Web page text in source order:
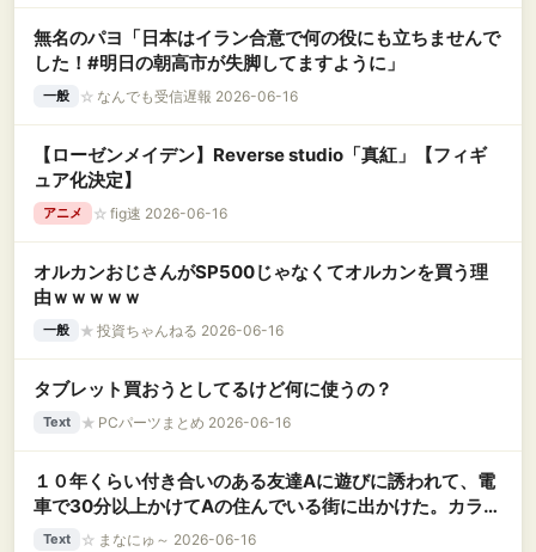
無名のパヨ「日本はイラン合意で何の役にも立ちませんで
した！#明日の朝高市が失脚してますように」
一般 ☆ なんでも受信遅報 2026-06-16
【ローゼンメイデン】Reverse studio「真紅」【フィギ
ュア化決定】
アニメ ☆ fig速 2026-06-16
オルカンおじさんがSP500じゃなくてオルカンを買う理
由ｗｗｗｗｗ
一般 ★ 投資ちゃんねる 2026-06-16
タブレット買おうとしてるけど何に使うの？
Text ★ PCパーツまとめ 2026-06-16
１０年くらい付き合いのある友達Aに遊びに誘われて、電
車で30分以上かけてAの住んでいる街に出かけた。カラオ
ケに行きしばらく歌っていると、私が歌っている時にAが
Text ☆ まなにゅ～ 2026-06-16